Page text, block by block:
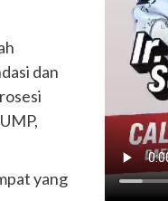
dan
yang